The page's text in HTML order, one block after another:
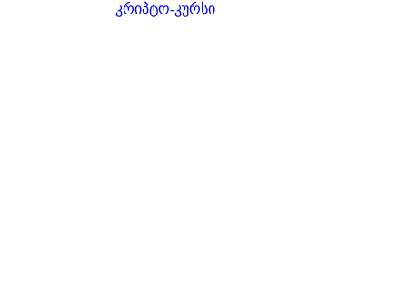
კრიპტო-კურსი